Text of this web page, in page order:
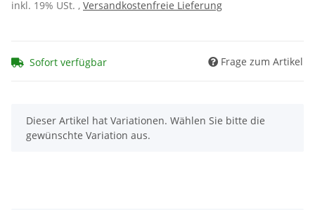
inkl. 19% USt. , Versandkostenfreie Lieferung
Sofort verfügbar Frage zum Artikel
x
Dieser Artikel hat Variationen. Wählen Sie bitte die
gewünschte Variation aus.